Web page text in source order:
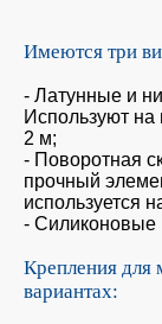
Имеются три
- Латунные и
Используют
2 м;
- Поворотная
прочный
используется
- Силиконовые
Крепления для
вариантах: